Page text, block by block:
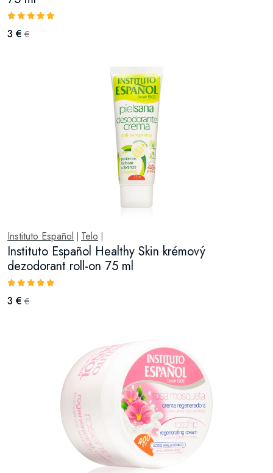
3 € €
Instituto Español Telo
Instituto Español Healthy Skin krémový
dezodorant roll-on 75 ml
3 € €